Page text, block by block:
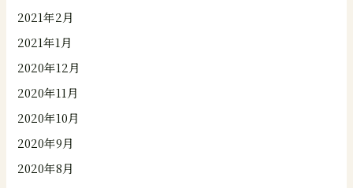
2021年2月
2021年1月
2020年12月
2020年11月
2020年10月
2020年9月
2020年8月